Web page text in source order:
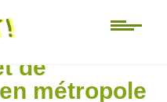
de
métropole